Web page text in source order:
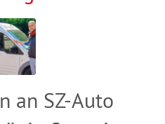
an SZ-Auto